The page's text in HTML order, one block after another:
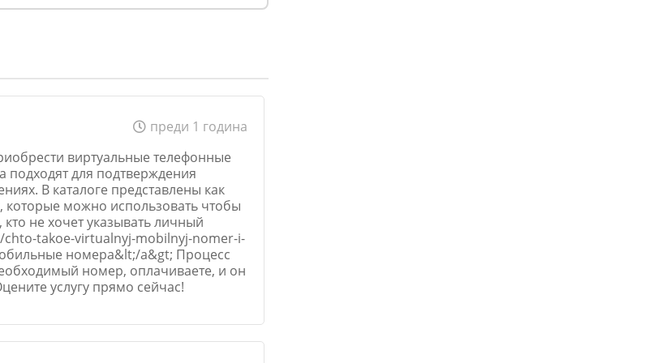
преди 1 година
виртуальные телефонные
для подтверждения
В каталоге представлены как
можно использовать чтобы
не хочет указывать личный
takoe-virtualnyj-mobilnyj-nomer-i-
номера&lt;/a&gt; Процесс
номер, оплачиваете, и он
услугу прямо сейчас!